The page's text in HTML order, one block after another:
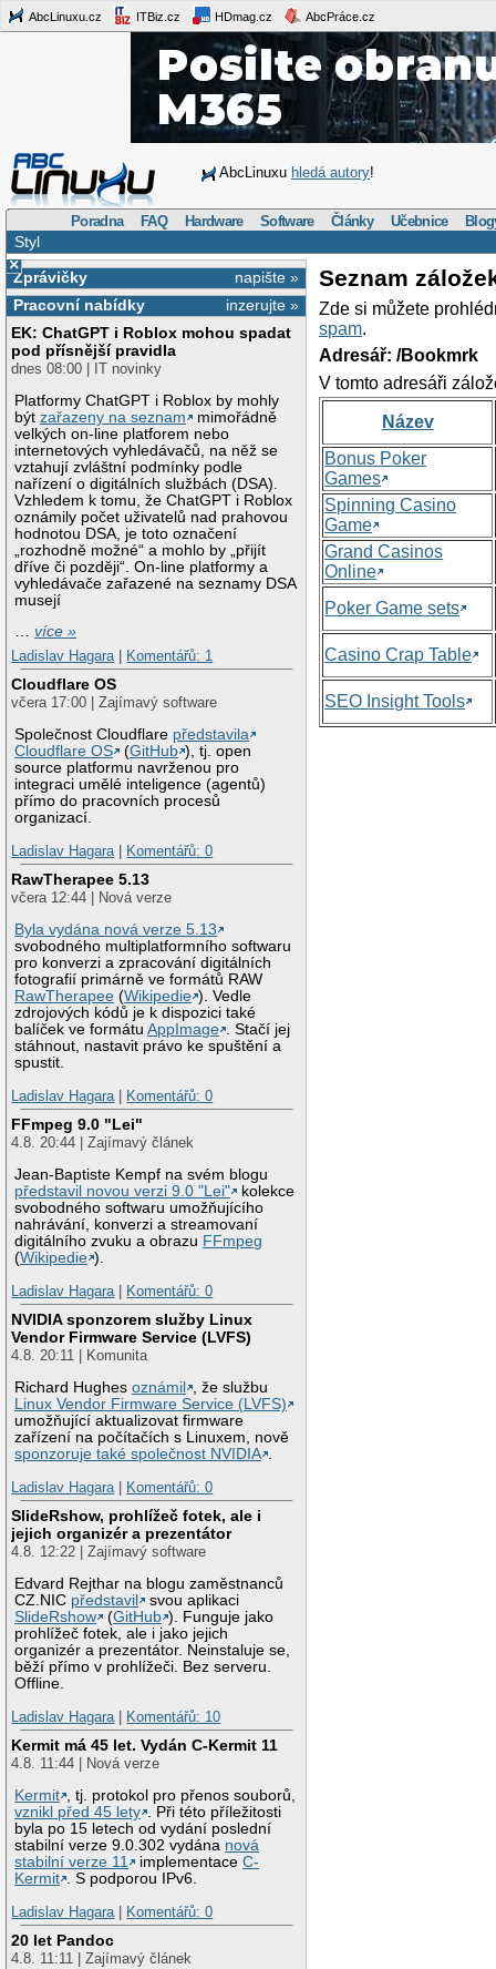
AbcLinuxu.cz ITBiz.cz HDmag.cz AbcPráce.cz
AbcLinuxu hledá autory!
Poradna FAQ Hardware Software Články Učebnice
Styl
×
napište »
Zprávičky
inzerujte »
Pracovní nabídky
EK: ChatGPT i Roblox mohou spadat
pod přísnější pravidla
dnes 08:00 | IT novinky
Platformy ChatGPT i Roblox by mohly
býtzařazeny na seznam
mimořádně
velkých on-line platforem nebo
internetových vyhledávačů, na něž se
vztahují zvláštní podmínky podle
nařízení o digitálních službách (DSA).
Vzhledem k tomu, že ChatGPT i Roblox
oznámily počet uživatelů nad prahovou
hodnotou DSA, je toto označení
„rozhodně možné“ a mohlo by „přijít
dříve či později“. On-line platformy a
vyhledávače zařazené na seznamy DSA
musejí
…více »
Ladislav Hagara
Komentářů: 1
Cloudflare OS
včera 17:00 | Zajímavý software
Společnost Cloudflare představila
Cloudflare OS
(GitHub ), tj. open
source platformu navrženou pro
integraci umělé inteligence (agentů)
přímo do pracovních procesů
organizací.
Ladislav Hagara
Komentářů: 0
RawTherapee 5.13
včera 12:44 | Nová verze
Byla vydána nová verze 5.13
svobodného multiplatformního softwaru
pro konverzi a zpracování digitálních
fotografií primárně ve formátů RAW
RawTherapee (Wikipedie ). Vedle
zdrojových kódů je k dispozici také
balíček ve formátuAppImage . Stačí jej
stáhnout, nastavit právo ke spuštění a
spustit.
Ladislav Hagara
Komentářů: 0
FFmpeg 9.0 "Lei"
4.8. 20:44 | Zajímavý článek
Jean-Baptiste Kempf na svém blogu
představil novou verzi 9.0 "Lei"
kolekce
svobodného softwaru umožňujícího
nahrávání, konverzi a streamovaní
digitálního zvuku a obrazu FFmpeg
(Wikipedie ).
Ladislav Hagara
Komentářů: 0
NVIDIA sponzorem služby Linux
Vendor Firmware Service (LVFS)
4.8. 20:11 | Komunita
Richard Hughesoznámil
, že službu
Linux Vendor Firmware Service (LVFS)
umožňující aktualizovat firmware
zařízení na počítačích s Linuxem, nově
sponzoruje také společnost NVIDIA .
Ladislav Hagara | Komentářů: 0
SlideRshow, prohlížeč fotek, ale i
jejich organizér a prezentátor
4.8. 12:22 | Zajímavý software
Edvard Rejthar na blogu zaměstnanců
CZ.NIC představil
svou aplikaci
SlideRshow
(GitHub ). Funguje jako
prohlížeč fotek, ale i jako jejich
organizér a prezentátor. Neinstaluje se,
běží přímo v prohlížeči. Bez serveru.
Offline.
Ladislav Hagara | Komentářů: 10
Kermit má 45 let. Vydán C-Kermit 11
4.8. 11:44 | Nová verze
Kermit , tj. protokol pro přenos souborů,
vznikl před 45 lety . Při této příležitosti
byla po 15 letech od vydání poslední
stabilní verze 9.0.302 vydána nová
stabilní verze 11
implementaceC-
Kermit . S podporou IPv6.
Ladislav Hagara | Komentářů: 0
20 let Pandoc
4.8. 11:11 | Zajímavý článek
Seznam
Zde si můžete
spam.
Adresář: /Bookmrk
V tomto adresáři
Název
Bonus Poker
Games
Spinning Casino
Game
Grand Casinos
Online
Poker Game sets
Casino Crap Table
SEO Insight Tools